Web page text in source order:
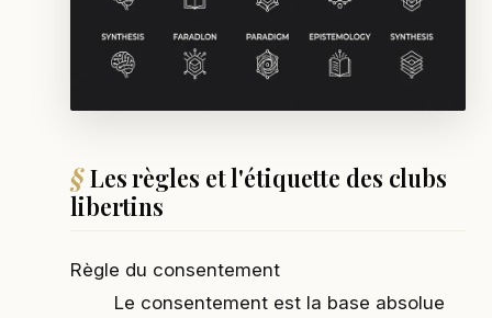
Les règles et l'étiquette des clubs
libertins
Règle du consentement
Le consentement est la base absolue